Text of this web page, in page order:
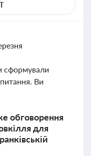
сформували
Ви
обговорення
для